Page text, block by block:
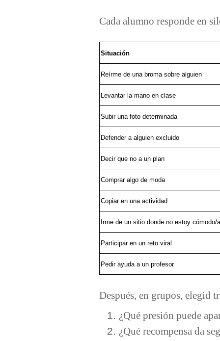
Cada alumno responde en
Situación
Reírme de una broma sobre alguien
Levantar la mano en clase
Subir una foto determinada
Defender a alguien excluido
Decir que no a un plan
Comprar algo de moda
Copiar en una actividad
Irme de un sitio donde no estoy cómodo/a
Participar en un reto viral
Pedir ayuda a un profesor
Después, en grupos, elegid
¿Qué presión puede
¿Qué recompensa da